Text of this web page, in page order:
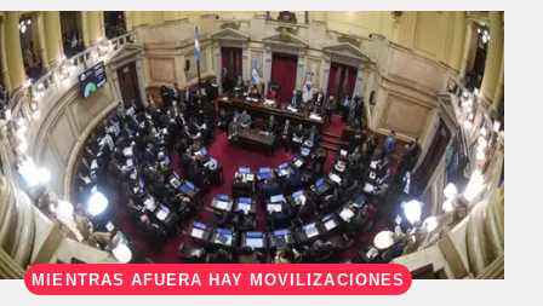
MIENTRAS AFUERA HAY MOVILIZACIONES